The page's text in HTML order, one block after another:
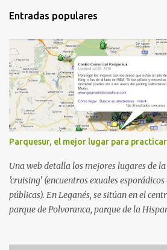
Entradas populares
Parquesur, el mejor lugar para
Una web detalla los mejores lugares de
'cruising' (encuentros exuales
públicas). En Leganés, se sitúan en el
parque de Polvoranca, parque de la